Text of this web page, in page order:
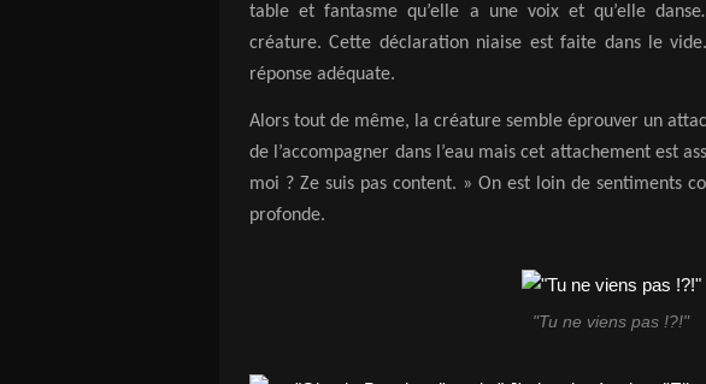
table et fantasme qu’elle a une voix et qu’elle
créature. Cette déclaration niaise est faite dans le
réponse adéquate.
Alors tout de même, la créature semble éprouver un
de l’accompagner dans l’eau mais cet attachement est
moi ? Ze suis pas content. » On est loin de sentiments
profonde.
"Tu ne viens pas !?!"